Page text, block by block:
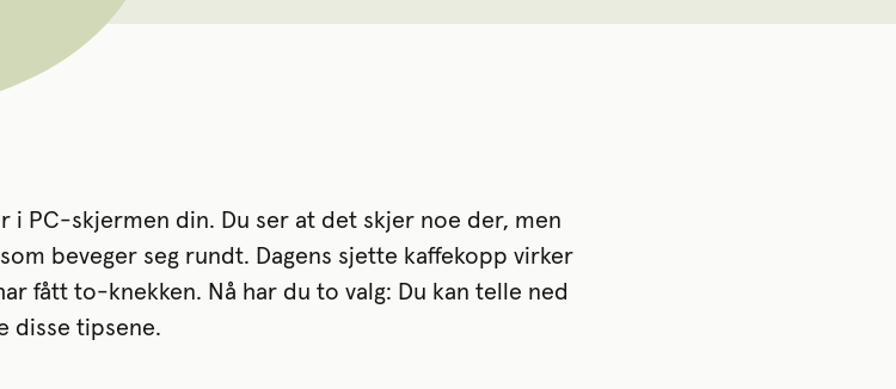
i PC-skjermen din. Du ser at det skjer noe der, men
beveger seg rundt. Dagens sjette kaffekopp virker
fått to-knekken. Nå har du to valg: Du kan telle ned
disse tipsene.